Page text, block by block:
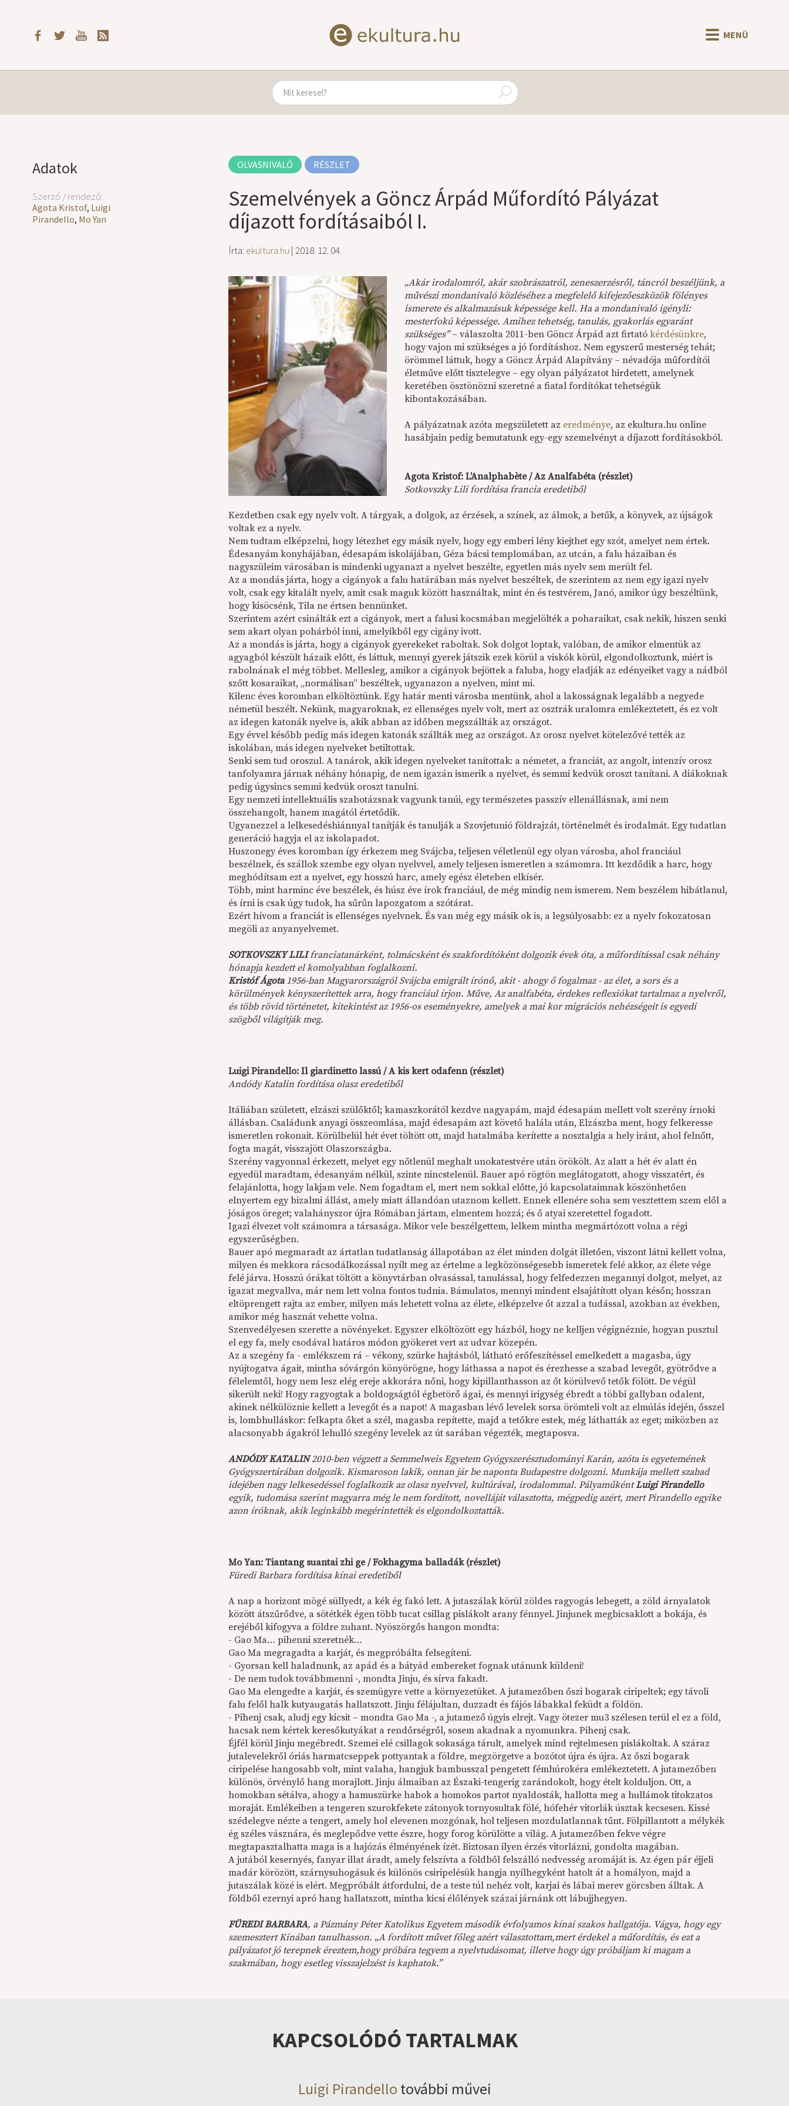
MENÜ
Adatok
Szerző / rendező:
Agota Kristof, Luigi
Pirandello, Mo Yan
OLVASNIVALÓ RÉSZLET
Szemelvények a Göncz Árpád Műfordító Pályázat
díjazott fordításaiból I.
Írta: ekultura.hu | 2018. 12. 04.
„Akár irodalomról, akár szobrászatról, zeneszerzésről, táncról beszéljünk, a
művészi mondanivaló közléséhez a megfelelő kifejezőeszközök fölényes
ismerete és alkalmazásuk képessége kell. Ha a mondanivaló igényli:
mesterfokú képessége. Amihez tehetség, tanulás, gyakorlás egyaránt
szükséges”– válaszolta 2011-ben Göncz Árpád azt firtatókérdésünkre,
hogy vajon mi szükséges a jó fordításhoz. Nem egyszerű mesterség tehát;
örömmel láttuk, hogy a Göncz Árpád Alapítvány – névadója műfordítói
életműve előtt tisztelegve – egy olyan pályázatot hirdetett, amelynek
keretében ösztönözni szeretné a fiatal fordítókat tehetségük
kibontakozásában.
A pályázatnak azóta megszületett az eredménye, az ekultura.hu online
hasábjain pedig bemutatunk egy-egy szemelvényt a díjazott fordításokból.
Agota Kristof: L’Analphabète / Az Analfabéta (részlet)
Sotkovszky Lili fordítása francia eredetiből
Kezdetben csak egy nyelv volt. A tárgyak, a dolgok, az érzések, a színek, az álmok, a betűk, a könyvek, az újságok
voltak ez a nyelv.
Nem tudtam elképzelni, hogy létezhet egy másik nyelv, hogy egy emberi lény kiejthet egy szót, amelyet nem értek.
Édesanyám konyhájában, édesapám iskolájában, Géza bácsi templomában, az utcán, a falu házaiban és
nagyszüleim városában is mindenki ugyanazt a nyelvet beszélte, egyetlen más nyelv sem merült fel.
Az a mondás járta, hogy a cigányok a falu határában más nyelvet beszéltek, de szerintem az nem egy igazi nyelv
volt, csak egy kitalált nyelv, amit csak maguk között használtak, mint én és testvérem, Janó, amikor úgy beszéltünk,
hogy kisöcsénk, Tila ne értsen bennünket.
Szerintem azért csinálták ezt a cigányok, mert a falusi kocsmában megjelölték a poharaikat, csak nekik, hiszen senki
sem akart olyan pohárból inni, amelyikből egy cigány ivott.
Az a mondás is járta, hogy a cigányok gyerekeket raboltak. Sok dolgot loptak, valóban, de amikor elmentük az
agyagból készült házaik előtt, és láttuk, mennyi gyerek játszik ezek körül a viskók körül, elgondolkoztunk, miért is
rabolnának el még többet. Mellesleg, amikor a cigányok bejöttek a faluba, hogy eladják az edényeiket vagy a nádból
szőtt kosaraikat, „normálisan” beszéltek, ugyanazon a nyelven, mint mi.
Kilenc éves koromban elköltöztünk. Egy határ menti városba mentünk, ahol a lakosságnak legalább a negyede
németül beszélt. Nekünk, magyaroknak, ez ellenséges nyelv volt, mert az osztrák uralomra emlékeztetett, és ez volt
az idegen katonák nyelve is, akik abban az időben megszállták az országot.
Egy évvel később pedig más idegen katonák szállták meg az országot. Az orosz nyelvet kötelezővé tették az
iskolában, más idegen nyelveket betiltottak.
Senki sem tud oroszul. A tanárok, akik idegen nyelveket tanítottak: a németet, a franciát, az angolt, intenzív orosz
tanfolyamra járnak néhány hónapig, de nem igazán ismerik a nyelvet, és semmi kedvük oroszt tanítani. A diákoknak
pedig úgysincs semmi kedvük oroszt tanulni.
Egy nemzeti intellektuális szabotázsnak vagyunk tanúi, egy természetes passzív ellenállásnak, ami nem
összehangolt, hanem magától értetődik.
Ugyanezzel a lelkesedéshiánnyal tanítják és tanulják a Szovjetunió földrajzát, történelmét és irodalmát. Egy tudatlan
generáció hagyja el az iskolapadot.
Huszonegy éves koromban így érkezem meg Svájcba, teljesen véletlenül egy olyan városba, ahol franciául
beszélnek, és szállok szembe egy olyan nyelvvel, amely teljesen ismeretlen a számomra. Itt kezdődik a harc, hogy
meghódítsam ezt a nyelvet, egy hosszú harc, amely egész életeben elkísér.
Több, mint harminc éve beszélek, és húsz éve írok franciául, de még mindig nem ismerem. Nem beszélem hibátlanul,
és írni is csak úgy tudok, ha sűrűn lapozgatom a szótárat.
Ezért hívom a franciát is ellenséges nyelvnek. És van még egy másik ok is, a legsúlyosabb: ez a nyelv fokozatosan
megöli az anyanyelvemet.
SOTKOVSZKY LILIfranciatanárként, tolmácsként és szakfordítóként dolgozik évek óta, a műfordítással csak néhány
hónapja kezdett el komolyabban foglalkozni.
Kristóf Ágota1956-ban Magyarországról Svájcba emigrált írónő, akit - ahogy ő fogalmaz - az élet, a sors és a
körülmények kényszerítettek arra, hogy franciául írjon. Műve, Az analfabéta, érdekes reflexiókat tartalmaz a nyelvről,
és több rövid történetet, kitekintést az 1956-os eseményekre, amelyek a mai kor migrációs nehézségeit is egyedi
szögből világítják meg.
Luigi Pirandello: Il giardinetto lassú / A kis kert odafenn (részlet)
Andódy Katalin fordítása olasz eredetiből
Itáliában született, elzászi szülőktől; kamaszkorától kezdve nagyapám, majd édesapám mellett volt szerény írnoki
állásban. Családunk anyagi összeomlása, majd édesapám azt követő halála után, Elzászba ment, hogy felkeresse
ismeretlen rokonait. Körülbelül hét évet töltött ott, majd hatalmába kerítette a nosztalgia a hely iránt, ahol felnőtt,
fogta magát, visszajött Olaszországba.
Szerény vagyonnal érkezett, melyet egy nőtlenül meghalt unokatestvére után örökölt. Az alatt a hét év alatt én
egyedül maradtam, édesanyám nélkül, szinte nincstelenül. Bauer apó rögtön meglátogatott, ahogy visszatért, és
felajánlotta, hogy lakjam vele. Nem fogadtam el, mert nem sokkal előtte, jó kapcsolataimnak köszönhetően
elnyertem egy bizalmi állást, amely miatt állandóan utaznom kellett. Ennek ellenére soha sem vesztettem szem elől a
jóságos öreget; valahányszor újra Rómában jártam, elmentem hozzá; és ő atyai szeretettel fogadott.
Igazi élvezet volt számomra a társasága. Mikor vele beszélgettem, lelkem mintha megmártózott volna a régi
egyszerűségben.
Bauer apó megmaradt az ártatlan tudatlanság állapotában az élet minden dolgát illetően, viszont látni kellett volna,
milyen és mekkora rácsodálkozással nyílt meg az értelme a legközönségesebb ismeretek felé akkor, az élete vége
felé járva. Hosszú órákat töltött a könyvtárban olvasással, tanulással, hogy felfedezzen megannyi dolgot, melyet, az
igazat megvallva, már nem lett volna fontos tudnia. Bámulatos, mennyi mindent elsajátított olyan későn; hosszan
eltöprengett rajta az ember, milyen más lehetett volna az élete, elképzelve őt azzal a tudással, azokban az években,
amikor még hasznát vehette volna.
Szenvedélyesen szerette a növényeket. Egyszer elköltözött egy házból, hogy ne kelljen végignéznie, hogyan pusztul
el egy fa, mely csodával határos módon gyökeret vert az udvar közepén.
Az a szegény fa - emlékszem rá – vékony, szürke hajtásból, látható erőfeszítéssel emelkedett a magasba, úgy
nyújtogatva ágait, mintha sóvárgón könyörögne, hogy láthassa a napot és érezhesse a szabad levegőt, gyötrődve a
félelemtől, hogy nem lesz elég ereje akkorára nőni, hogy kipillanthasson az őt körülvevő tetők fölött. De végül
sikerült neki! Hogy ragyogtak a boldogságtól égbetörő ágai, és mennyi irigység ébredt a többi gallyban odalent,
akinek nélkülöznie kellett a levegőt és a napot! A magasban lévő levelek sorsa örömteli volt az elmúlás idején, ősszel
is, lombhulláskor: felkapta őket a szél, magasba repítette, majd a tetőkre estek, még láthatták az eget; miközben az
alacsonyabb ágakról lehulló szegény levelek az út sarában végezték, megtaposva.
ANDÓDY KATALIN2010-ben végzett a Semmelweis Egyetem Gyógyszerésztudományi Karán, azóta is egyetemének
Gyógyszertárában dolgozik. Kismaroson lakik, onnan jár be naponta Budapestre dolgozni. Munkája mellett szabad
idejében nagy lelkesedéssel foglalkozik az olasz nyelvvel, kultúrával, irodalommal. PályaműkéntLuigi Pirandello
egyik, tudomása szerint magyarra még le nem fordított, novelláját választotta, mégpedig azért, mert Pirandello egyike
azon íróknak, akik leginkább megérintették és elgondolkoztatták.
Mo Yan: Tiantang suantai zhi ge / Fokhagyma balladák (részlet)
Füredi Barbara fordítása kínai eredetiből
A nap a horizont mögé süllyedt, a kék ég fakó lett. A jutaszálak körül zöldes ragyogás lebegett, a zöld árnyalatok
között átszűrődve, a sötétkék égen több tucat csillag pislákolt arany fénnyel. Jinjunek megbicsaklott a bokája, és
erejéből kifogyva a földre zuhant. Nyöszörgős hangon mondta:
- Gao Ma… pihenni szeretnék…
Gao Ma megragadta a karját, és megpróbálta felsegíteni.
- Gyorsan kell haladnunk, az apád és a bátyád embereket fognak utánunk küldeni!
- De nem tudok továbbmenni -, mondta Jinju, és sírva fakadt.
Gao Ma elengedte a karját, és szemügyre vette a környezetüket. A jutamezőben őszi bogarak ciripeltek; egy távoli
falu felől halk kutyaugatás hallatszott. Jinju félájultan, duzzadt és fájós lábakkal feküdt a földön.
- Pihenj csak, aludj egy kicsit – mondta Gao Ma -, a jutamező úgyis elrejt. Vagy ötezer mu3 szélesen terül el ez a föld,
hacsak nem kértek keresőkutyákat a rendőrségről, sosem akadnak a nyomunkra. Pihenj csak.
Éjfél körül Jinju megébredt. Szemei elé csillagok sokasága tárult, amelyek mind rejtelmesen pislákoltak. A száraz
jutalevelekről óriás harmatcseppek pottyantak a földre, megzörgetve a bozótot újra és újra. Az őszi bogarak
ciripelése hangosabb volt, mint valaha, hangjuk bambusszal pengetett fémhúrokéra emlékeztetett. A jutamezőben
különös, örvénylő hang morajlott. Jinju álmaiban az Északi-tengerig zarándokolt, hogy ételt kolduljon. Ott, a
homokban sétálva, ahogy a hamuszürke habok a homokos partot nyaldosták, hallotta meg a hullámok titokzatos
moraját. Emlékeiben a tengeren szurokfekete zátonyok tornyosultak fölé, hófehér vitorlák úsztak kecsesen. Kissé
szédelegve nézte a tengert, amely hol elevenen mozgónak, hol teljesen mozdulatlannak tűnt. Fölpillantott a mélykék
ég széles vásznára, és meglepődve vette észre, hogy forog körülötte a világ. A jutamezőben fekve végre
megtapasztalhatta maga is a hajózás élményének ízét. Biztosan ilyen érzés vitorlázni, gondolta magában.
A jutából kesernyés, fanyar illat áradt, amely felszívta a földből felszálló nedvesség aromáját is. Az égen pár éjjeli
madár körözött, szárnysuhogásuk és különös csiripelésük hangja nyílhegyként hatolt át a homályon, majd a
jutaszálak közé is elért. Megpróbált átfordulni, de a teste túl nehéz volt, karjai és lábai merev görcsben álltak. A
földből ezernyi apró hang hallatszott, mintha kicsi élőlények százai járnánk ott lábujjhegyen.
FÜREDI BARBARA, a Pázmány Péter Katolikus Egyetem második évfolyamos kínai szakos hallgatója. Vágya, hogy egy
szemesztert Kínában tanulhasson. „A fordított művet főleg azért választottam,mert érdekel a műfordítás, és ezt a
pályázatot jó terepnek éreztem,hogy próbára tegyem a nyelvtudásomat, illetve hogy úgy próbáljam ki magam a
szakmában, hogy esetleg visszajelzést is kaphatok.”
KAPCSOLÓDÓ TARTALMAK
Luigi Pirandello további művei